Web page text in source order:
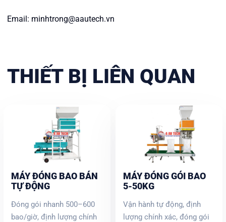
Email: minhtrong@aautech.vn
THIẾT BỊ LIÊN QUAN
MÁY ĐÓNG BAO BÁN
TỰ ĐỘNG
Đóng gói nhanh 500–600
bao/giờ, định lượng chính
MÁY ĐÓNG GÓI BAO
5-50KG
Vận hành tự động, định
lượng chính xác, đóng gói